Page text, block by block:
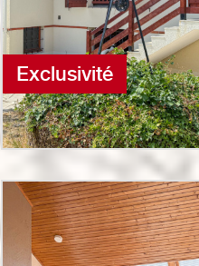
Exclusivité